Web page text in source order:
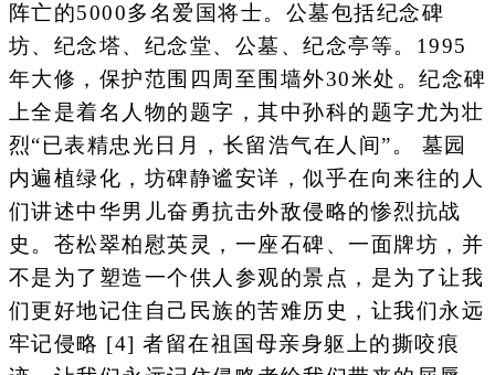
阵亡的5000多名爱国将士。公墓包括纪念碑
坊、纪念塔、纪念堂、公墓、纪念亭等。1995
年大修，保护范围四周至围墙外30米处。纪念碑
上全是着名人物的题字，其中孙科的题字尤为壮
烈“已表精忠光日月，长留浩气在人间”。 墓园
内遍植绿化，坊碑静谧安详，似乎在向来往的人
们讲述中华男儿奋勇抗击外敌侵略的惨烈抗战
史。苍松翠柏慰英灵，一座石碑、一面牌坊，并
不是为了塑造一个供人参观的景点，是为了让我
们更好地记住自己民族的苦难历史，让我们永远
牢记侵略 [4] 者留在祖国母亲身躯上的撕咬痕